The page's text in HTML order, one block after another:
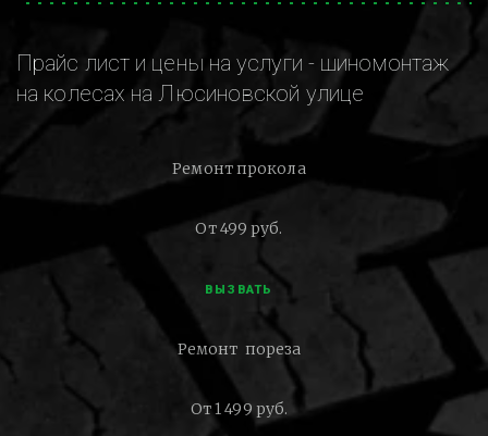
Прайс лист и цены на услуги - шиномонтаж
на колесах на Люсиновской улице
Ремонт прокола
От 499 руб.
ВЫЗВАТЬ
Ремонт пореза
От 1 499 руб.